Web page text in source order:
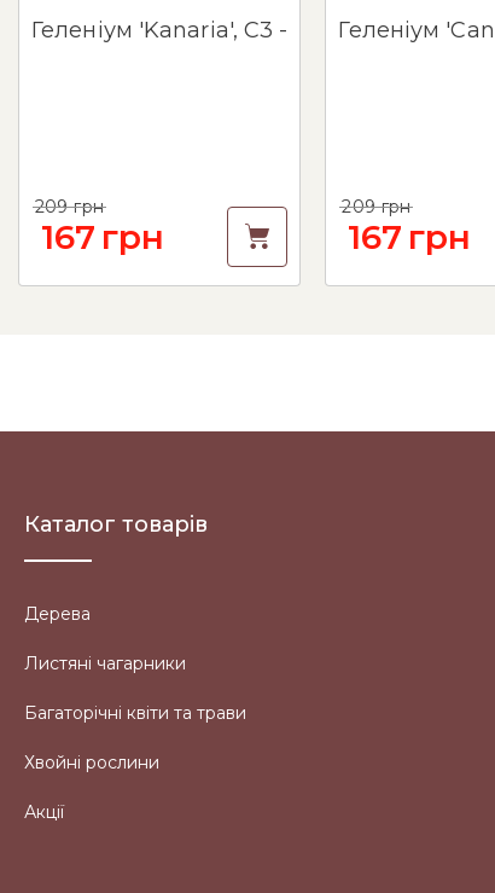
Геленіум 'Kanaria', C3 -
209 грн
167 грн
209 грн
167 грн
Каталог товарів
Дерева
Листяні чагарники
Багаторічні квіти та трави
Хвойні рослини
Акції